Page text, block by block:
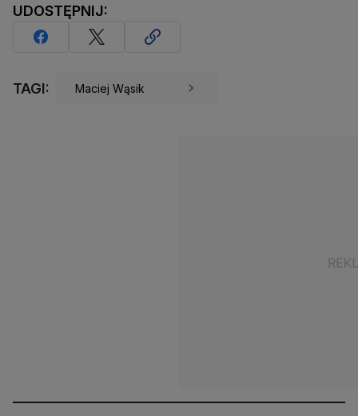
UDOSTĘPNIJ:
TAGI: Maciej Wąsik